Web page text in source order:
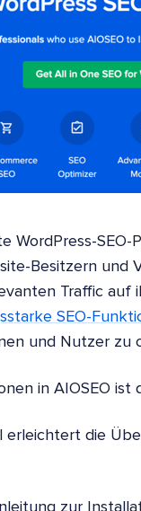
WordPress-SEO-
Besitzern und
Traffic
SEO-
und Nutzer zu
in AIOSEO ist
erleichtert die
zur